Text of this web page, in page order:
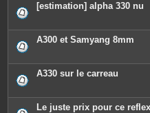
[estimation] alpha 330 nu
A300 et Samyang 8mm
A330 sur le carreau
Le juste prix pour ce reflex